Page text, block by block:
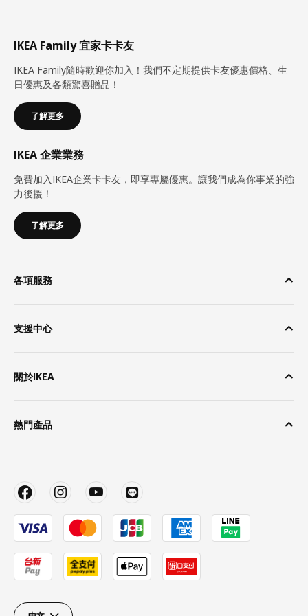
IKEA Family 宜家卡卡友
IKEA Family隨時歡迎你加入！我們不定期提供卡友優惠價格、生
日優惠及各類驚喜贈品！
了解更多
IKEA 企業業務
免費加入IKEA企業卡卡友，即享專屬優惠。讓我們成為你事業的強
力後援！
了解更多
各項服務
支援中心
關於IKEA
熱門產品